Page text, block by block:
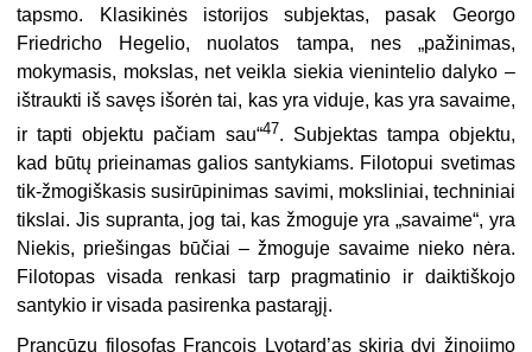
tapsmo. Klasikinės istorijos subjektas, pasak Georgo
Friedricho Hegelio, nuolatos tampa, nes „pažinimas,
mokymasis, mokslas, net veikla siekia vienintelio dalyko –
ištraukti iš savęs išorėn tai, kas yra viduje, kas yra savaime,
ir tapti objektu pačiam sau“47. Subjektas tampa objektu,
kad būtų prieinamas galios santykiams. Filotopui svetimas
tik-žmogiškasis susirūpinimas savimi, moksliniai, techniniai
tikslai. Jis supranta, jog tai, kas žmoguje yra „savaime“, yra
Niekis, priešingas būčiai – žmoguje savaime nieko nėra.
Filotopas visada renkasi tarp pragmatinio ir daiktiškojo
santykio ir visada pasirenka pastarąjį.
Prancūzų filosofas Francois Lyotard’as skiria dvi žinojimo